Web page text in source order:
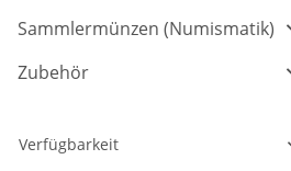
Sammlermünzen (Numismatik)
Zubehör
Verfügbarkeit